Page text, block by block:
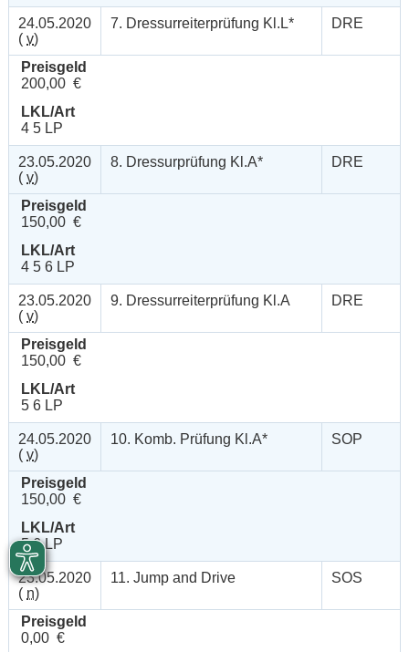
24.05.2020
( v)
7. Dressurreiterprüfung Kl.L* DRE
Preisgeld
200,00 €
LKL/Art
4 5 LP
23.05.2020
( v)
8. Dressurprüfung Kl.A* DRE
Preisgeld
150,00 €
LKL/Art
4 5 6 LP
23.05.2020
( v)
9. Dressurreiterprüfung Kl.A DRE
Preisgeld
150,00 €
LKL/Art
5 6 LP
24.05.2020
( v)
10. Komb. Prüfung Kl.A* SOP
Preisgeld
150,00 €
LKL/Art
5 6 LP
23.05.2020
( n)
11. Jump and Drive SOS
Preisgeld
0,00 €